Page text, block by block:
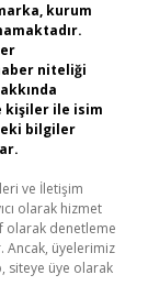
kurum
niteliği
kişiler ile isim
bilgiler
ve İletişim
olarak hizmet
olarak denetleme
Ancak, üyelerimiz
siteye üye olarak